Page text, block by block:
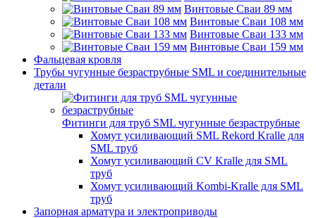
Винтовые Сваи 89 мм
Винтовые Сваи 108 мм
Винтовые Сваи 133 мм
Винтовые Сваи 159 мм
Фальцевая кровля
Трубы чугунные безраструбные SML и соединительные
детали
Фитинги для труб SML чугунные безраструбные
Хомут усиливающий SML Rekord Kralle для
SML труб
Хомут усиливающий CV Kralle для SML
труб
Хомут усиливающий Kombi-Kralle для SML
труб
Запорная арматура и электроприводы